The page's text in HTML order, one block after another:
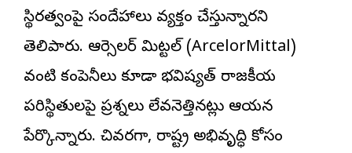
స్థిరత్వంపై సందేహాలు వ్యక్తం చేస్తున్నారని
తెలిపారు. ఆర్సెలర్ మిట్టల్ (ArcelorMittal)
వంటి కంపెనీలు కూడా భవిష్యత్ రాజకీయ
పరిస్థితులపై ప్రశ్నలు లేవనెత్తినట్లు ఆయన
పేర్కొన్నారు. చివరగా, రాష్ట్ర అభివృద్ధి కోసం